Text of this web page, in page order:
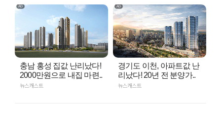
충남 홍성 집값 난리났다!
2000만원으로 내집 마련..
뉴스캐스트
경기도 이천, 아파트값 난
리났다! 20년 전 분양가..
뉴스캐스트